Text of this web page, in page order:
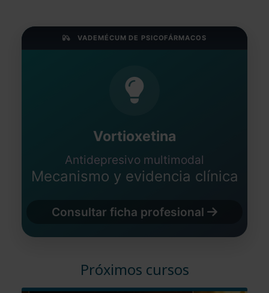
VADEMÉCUM DE PSICOFÁRMACOS
Vortioxetina
Antidepresivo multimodal
Mecanismo y evidencia clínica
Consultar ficha profesional
Próximos cursos